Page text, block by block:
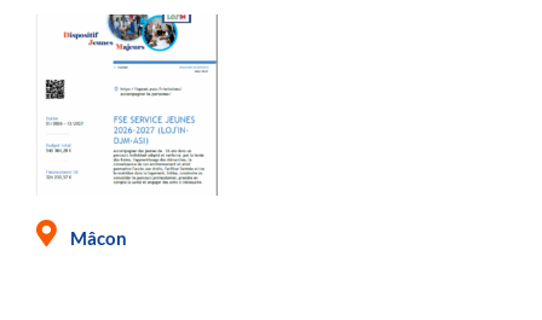
Mâcon